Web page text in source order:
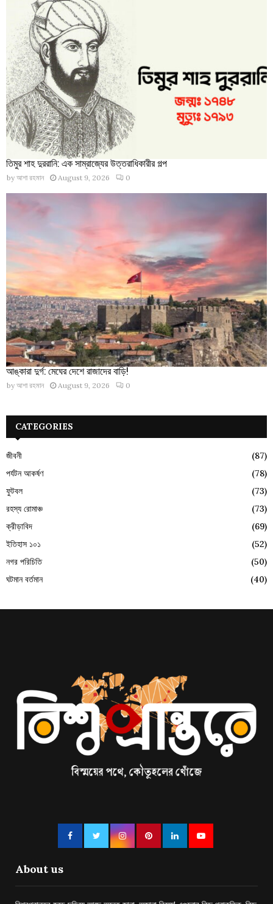
তিমুর শাহ দুররানি: এক সাম্রাজ্যের উত্তরাধিকারীর গল্প
by আশা রহমান August 9, 2026 0
আঙ্কারা দুর্গ: মেঘের দেশে রাজাদের বাড়ি!
by আশা রহমান August 9, 2026 0
CATEGORIES
জীবনী
(87)
পর্যটন আকর্ষণ
(78)
ফুটবল
(73)
রহস্য রোমাঞ্চ
(73)
ক্রীড়াবিদ
(69)
ইতিহাস ১০১
(52)
নগর পরিচিতি
(50)
ঘটমান বর্তমান
(40)
About us